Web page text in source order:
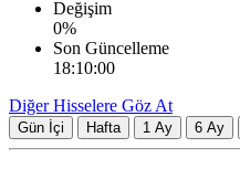
Değişim
0%
Son Güncelleme
18:10:00
Diğer Hisselere Göz At
Gün İçi Hafta 1 Ay 6 Ay